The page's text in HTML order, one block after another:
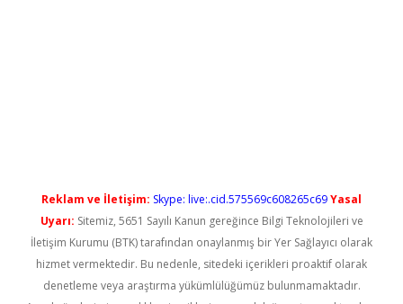
Reklam ve İletişim: Skype: live:.cid.575569c608265c69Yasal
Uyarı: Sitemiz, 5651 Sayılı Kanun gereğince Bilgi Teknolojileri ve
İletişim Kurumu (BTK) tarafından onaylanmış bir Yer Sağlayıcı olarak
hizmet vermektedir. Bu nedenle, sitedeki içerikleri proaktif olarak
denetleme veya araştırma yükümlülüğümüz bulunmamaktadır.